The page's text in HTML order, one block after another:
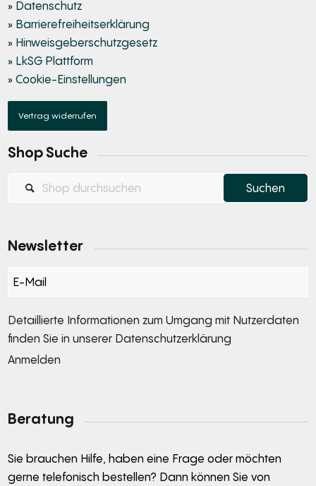
» Datenschutz
» Barrierefreiheitserklärung
» Hinweisgeberschutzgesetz
» LkSG Plattform
» Cookie-Einstellungen
Vertrag widerrufen
Shop Suche
Newsletter
Section
Detaillierte Informationen zum Umgang mit Nutzerdaten
finden Sie in unserer Datenschutzerklärung
Anmelden
Beratung
Sie brauchen Hilfe, haben eine Frage oder möchten
gerne telefonisch bestellen? Dann können Sie von